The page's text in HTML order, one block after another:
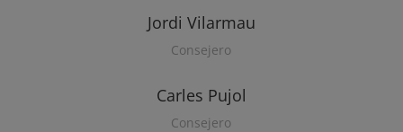
Jordi Vilarmau
Consejero
Carles Pujol
Consejero